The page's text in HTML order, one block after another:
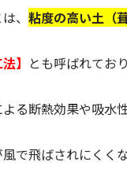
、 粘度の高い土（
】 とも呼ばれており
る断熱効果や吸水
で飛ばされにくく